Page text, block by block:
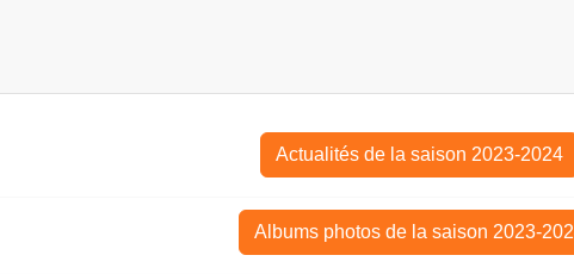
Actualités de la saison 2023-2024
Albums photos de la saison 2023-